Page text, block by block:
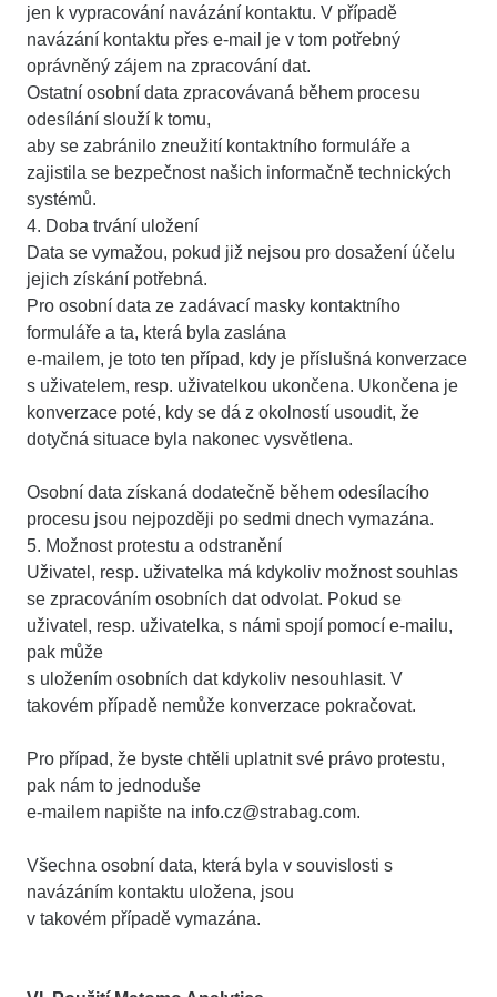
jen k vypracování navázání kontaktu. V případě
navázání kontaktu přes e-mail je v tom potřebný
oprávněný zájem na zpracování dat.
Ostatní osobní data zpracovávaná během procesu
odesílání slouží k tomu,
aby se zabránilo zneužití kontaktního formuláře a
zajistila se bezpečnost našich informačně technických
systémů.
4. Doba trvání uložení
Data se vymažou, pokud již nejsou pro dosažení účelu
jejich získání potřebná.
Pro osobní data ze zadávací masky kontaktního
formuláře a ta, která byla zaslána
e-mailem, je toto ten případ, kdy je příslušná konverzace
s uživatelem, resp. uživatelkou ukončena. Ukončena je
konverzace poté, kdy se dá z okolností usoudit, že
dotyčná situace byla nakonec vysvětlena.
Osobní data získaná dodatečně během odesílacího
procesu jsou nejpozději po sedmi dnech vymazána.
5. Možnost protestu a odstranění
Uživatel, resp. uživatelka má kdykoliv možnost souhlas
se zpracováním osobních dat odvolat. Pokud se
uživatel, resp. uživatelka, s námi spojí pomocí e-mailu,
pak může
s uložením osobních dat kdykoliv nesouhlasit. V
takovém případě nemůže konverzace pokračovat.
Pro případ, že byste chtěli uplatnit své právo protestu,
pak nám to jednoduše
e-mailem napište na info.cz@strabag.com.
Všechna osobní data, která byla v souvislosti s
navázáním kontaktu uložena, jsou
v takovém případě vymazána.